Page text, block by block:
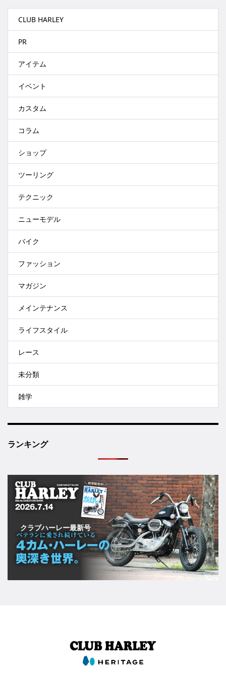
CLUB HARLEY
PR
アイテム
イベント
カスタム
コラム
ショップ
ツーリング
テクニック
ニューモデル
バイク
ファッション
マガジン
メインテナンス
ライフスタイル
レース
未分類
雑学
ランキング
クラブハーレー最新号